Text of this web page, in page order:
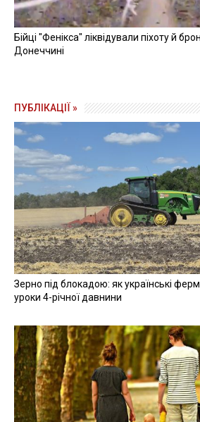
Бійці "Фенікса" ліквідували піхоту й
Донеччині
ПУБЛІКАЦІЇ »
Зерно під блокадою: як українські
уроки 4-річної давнини